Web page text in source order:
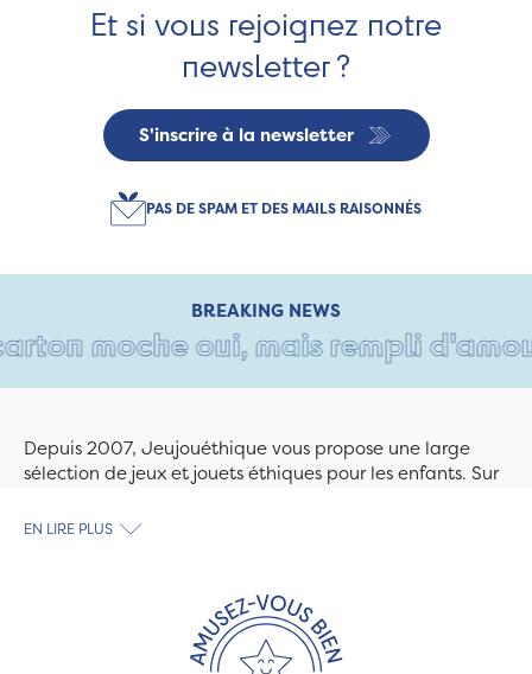
Et si vous rejoignez notre
newsletter ?
S'inscrire à la newsletter
PAS DE SPAM ET DES MAILS RAISONNÉS
BREAKING NEWS
moche oui, mais rempli d'amour
Depuis 2007, Jeujouéthique vous propose une large
sélection de jeux et jouets éthiques pour les enfants. Sur
découvrez le plus grand choix de jouets en bois
les jeux et jouets en bois de qualité et engagés dans le
développement durable. Ils nous fabriquent des jouets
pour les jeunes enfants, des jeux d'éveil, des jeux de
EN LIRE PLUS